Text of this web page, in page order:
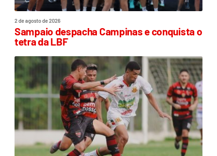
2 de agosto de 2026
Sampaio despacha Campinas e conquista o
tetra da LBF